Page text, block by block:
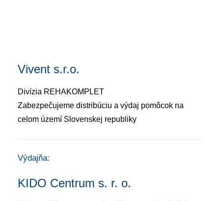
Vivent s.r.o.
Divízia REHAKOMPLET
Zabezpečujeme distribúciu a výdaj pomôcok na
celom území Slovenskej republiky
Výdajňa:
KIDO Centrum s. r. o.